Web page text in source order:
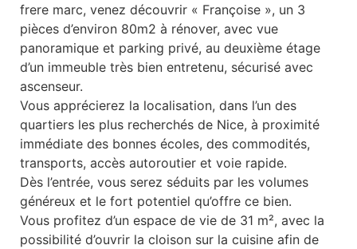
frere marc, venez découvrir « Françoise », un 3
pièces d’environ 80m2 à rénover, avec vue
panoramique et parking privé, au deuxième étage
d’un immeuble très bien entretenu, sécurisé avec
ascenseur.
Vous apprécierez la localisation, dans l’un des
quartiers les plus recherchés de Nice, à proximité
immédiate des bonnes écoles, des commodités,
transports, accès autoroutier et voie rapide.
Dès l’entrée, vous serez séduits par les volumes
généreux et le fort potentiel qu’offre ce bien.
Vous profitez d’un espace de vie de 31 m², avec la
possibilité d’ouvrir la cloison sur la cuisine afin de